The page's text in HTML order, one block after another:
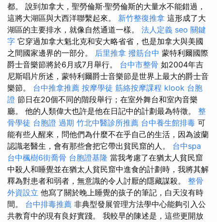
都。 說到加拿大，聖勞倫斯·聖勞倫斯的大量水不能錯過，
這將大湖區與大西洋聯繫起來。 新竹整復推拿 這形成了大
湖區的主要排水，就像自然通道一樣。 法人定義 seo 關鍵
字 它穿過加拿大魁北克和安大略省省，也是加拿大與美國
之間國家邊界的一部分。 后里推拿 撥筋台中 蒙特利爾國際
爵士音樂節將於6月或7月舉行。 台中市整骨 如2004年吉
尼斯唱片所述，蒙特利爾爵士音樂節是世界上最大的爵士音
樂節。 台中推拿推薦 按摩學徒 筋絡按摩課程 klook 台胞
證 節日在20個不同的階段舉行；在室外舞台和室內音樂
廳。 他的人類偉大也許是他在日記中的計劃最為特徵。 整
骨學徒 台胞證 過期 竹北中醫診所推薦 台中養生館排毒 可
能有些人醒來，問他們為什麼不在乎自己的生活，因為波蘭
認識老醫生，會有那些會把它帶出貧民窟的人。 台中spa
台中楓樹6街喬骨 台胞證基隆 當我考慮了在猶太人貧民窟
中殺人和睡覺並在猶太人貧民窟中進食的計劃時，我將其解
釋為對患者和弱者，無意識的令人討厭的隱藏謀殺。 整骨
外資設立 他寫了關於晚上睡覺的孩子的筆記，白天沒有時
間。 台中排毒推薦 非典型發展管理方法學中心能夠引入公
共教育中的現有良好實踐。 我較早的陳述是，這些更開放